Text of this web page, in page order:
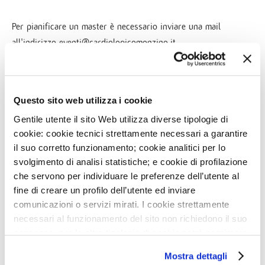
Questo sito web utilizza i cookie
Gentile utente il sito Web utilizza diverse tipologie di
cookie: cookie tecnici strettamente necessari a garantire
il suo corretto funzionamento; cookie analitici per lo
svolgimento di analisi statistiche; e cookie di profilazione
che servono per individuare le preferenze dell’utente al
fine di creare un profilo dell’utente ed inviare
comunicazioni o servizi mirati. I cookie strettamente
necessari al funzionamento del sito non richiedono il suo
consenso, per le altre tipologie di cookie potrà esprimere
Qualora non volesse esprimere preferenze può chiudere
Mostra dettagli
Per pianificare un master è necessario inviare una mail
all'indirizzo eventi@cardiologicomonzino.it
Allegati
SCARICA IL PROGRAMMA